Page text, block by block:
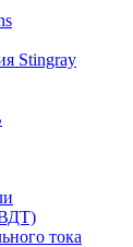
Stingray
тока